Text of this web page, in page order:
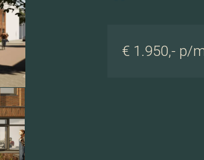
€ 1.950,- p/